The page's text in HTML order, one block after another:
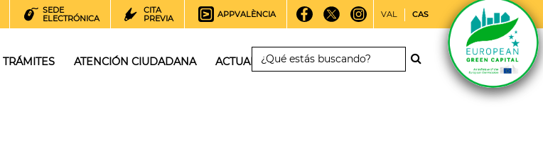
SEDE
ELECTRÓNICA
CITA
PREVIA
APPVALÈNCIA VAL CAS
TRÁMITES ATENCIÓN CIUDADANA ACTUALIDAD